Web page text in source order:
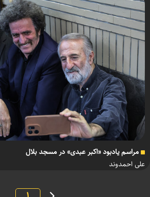
مراسم یادبود «اکبر عبدی» در مسجد بلال
علی احمدوند